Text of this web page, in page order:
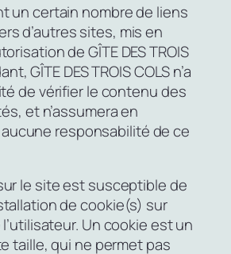
un certain nombre de liens
d’autres sites, mis en
de GÎTE DES TROIS
GÎTE DES TROIS COLS n’a
de vérifier le contenu des
et n’assumera en
responsabilité de ce
le site est susceptible de
de cookie(s) sur
Un cookie est un
taille, qui ne permet pas